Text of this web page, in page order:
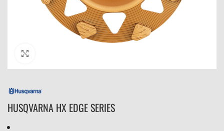
HUSQVARNA HX EDGE SERIES